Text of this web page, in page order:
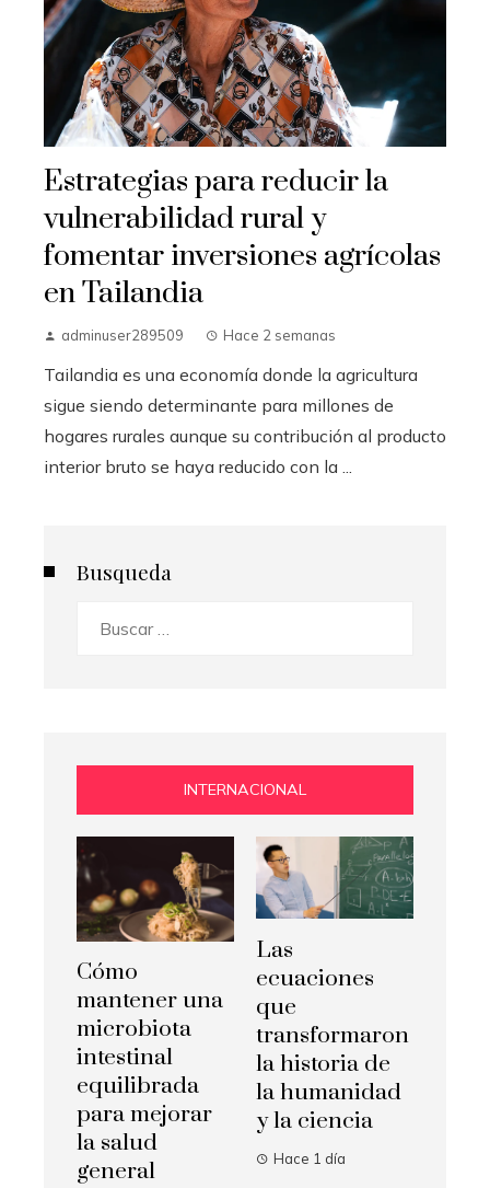
Estrategias para reducir la
vulnerabilidad rural y
fomentar inversiones agrícolas
en Tailandia
adminuser289509 Hace 2 semanas
Tailandia es una economía donde la agricultura
sigue siendo determinante para millones de
hogares rurales aunque su contribución al producto
interior bruto se haya reducido con la ...
Busqueda
INTERNACIONAL
Cómo
mantener una
microbiota
intestinal
equilibrada
para mejorar
la salud
general
Las
ecuaciones
que
transformaron
la historia de
la humanidad
y la ciencia
Hace 1 día